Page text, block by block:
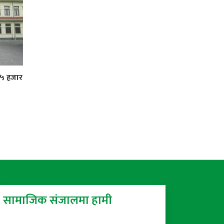
हजार
सामाजिक संजालमा हामी